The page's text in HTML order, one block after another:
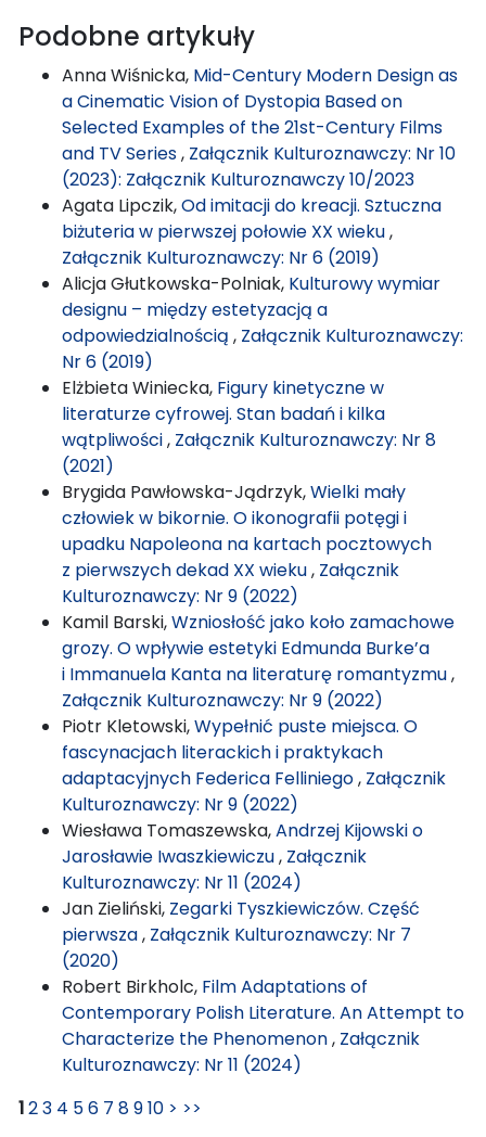
Podobne artykuły
Anna Wiśnicka, Mid-Century Modern Design as
a Cinematic Vision of Dystopia Based on
Selected Examples of the 21st-Century Films
and TV Series, Załącznik Kulturoznawczy: Nr 10
(2023): Załącznik Kulturoznawczy 10/2023
Agata Lipczik,Od imitacji do kreacji. Sztuczna
biżuteria w pierwszej połowie XX wieku,
Załącznik Kulturoznawczy: Nr 6 (2019)
Alicja Głutkowska-Polniak, Kulturowy wymiar
designu – między estetyzacją a
odpowiedzialnością , Załącznik Kulturoznawczy:
Nr 6 (2019)
Elżbieta Winiecka, Figury kinetyczne w
literaturze cyfrowej. Stan badań i kilka
wątpliwości, Załącznik Kulturoznawczy: Nr 8
(2021)
Brygida Pawłowska-Jądrzyk,Wielki mały
człowiek w bikornie. O ikonografii potęgi i
upadku Napoleona na kartach pocztowych
z pierwszych dekad XX wieku, Załącznik
Kulturoznawczy: Nr 9 (2022)
Kamil Barski,Wzniosłość jako koło zamachowe
grozy. O wpływie estetyki Edmunda Burke’a
i Immanuela Kanta na literaturę romantyzmu,
Załącznik Kulturoznawczy: Nr 9 (2022)
Piotr Kletowski,Wypełnić puste miejsca. O
fascynacjach literackich i praktykach
adaptacyjnych Federica Felliniego, Załącznik
Kulturoznawczy: Nr 9 (2022)
Wiesława Tomaszewska,Andrzej Kijowski o
Jarosławie Iwaszkiewiczu, Załącznik
Kulturoznawczy: Nr 11 (2024)
Jan Zieliński, Zegarki Tyszkiewiczów. Część
pierwsza, Załącznik Kulturoznawczy: Nr 7
(2020)
Robert Birkholc, Film Adaptations of
Contemporary Polish Literature. An Attempt to
Characterize the Phenomenon, Załącznik
Kulturoznawczy: Nr 11 (2024)
123 4 56 7 8910 > >>